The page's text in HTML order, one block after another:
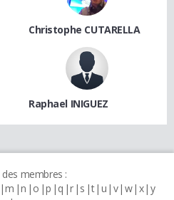
Christophe CUTARELLA
Raphael INIGUEZ
membres :
m n o p q r s t u v w x y